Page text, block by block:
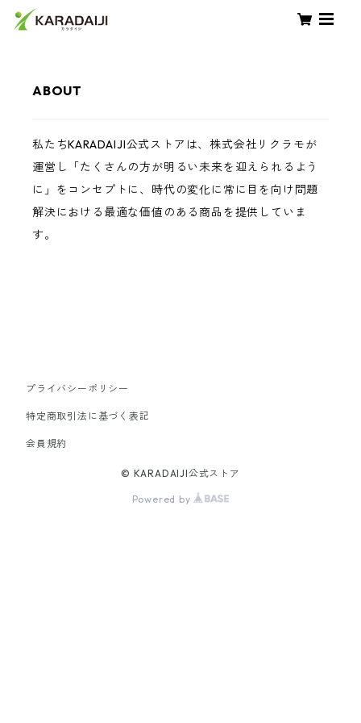
ABOUT
私たちKARADAIJI公式ストアは、株式会社リクラモが
運営し「たくさんの方が明るい未来を迎えられるよう
に」をコンセプトに、時代の変化に常に目を向け問題
解決における最適な価値のある商品を提供していま
す。
プライバシーポリシー
特定商取引法に基づく表記
会員規約
© KARADAIJI公式ストア
Powered by